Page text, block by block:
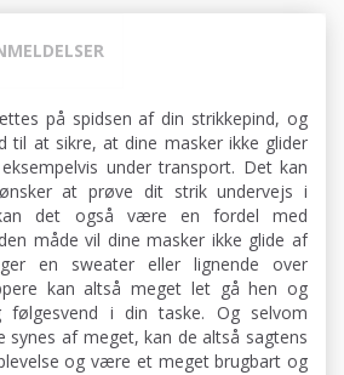
på spidsen af din strikkepind, og
til at sikre, at dine masker ikke glider
under transport. Det kan
at prøve dit strik undervejs i
det også være en fordel med
måde vil dine masker ikke glide af
en sweater eller lignende over
kan altså meget let gå hen og
følgesvend i din taske. Og selvom
synes af meget, kan de altså sagtens
og være et meget brugbart og